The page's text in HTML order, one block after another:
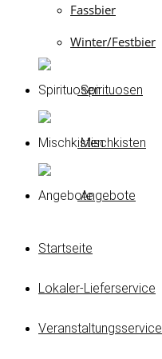
Fassbier
Winter/Festbier
Spirituosen
Mischkisten
Angebote
Startseite
Lokaler-Lieferservice
Veranstaltungsservice